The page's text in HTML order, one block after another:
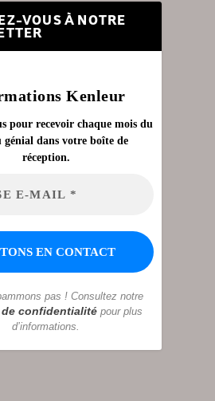
VOUS À NOTRE
Kenleur
pour recevoir chaque mois du
génial dans votre boîte de
réception.
pas ! Consultez notre
confidentialitépour plus
d’informations.